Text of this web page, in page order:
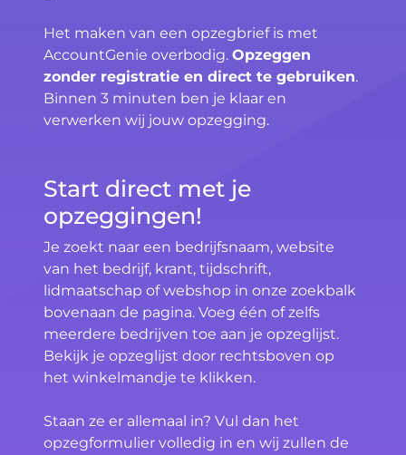
Het maken van een opzegbrief is met
AccountGenie overbodig. Opzeggen
zonder registratie en direct te gebruiken.
Binnen 3 minuten ben je klaar en
verwerken wij jouw opzegging.
Start direct met je
opzeggingen!
Je zoekt naar een bedrijfsnaam, website
van het bedrijf, krant, tijdschrift,
lidmaatschap of webshop in onze zoekbalk
bovenaan de pagina. Voeg één of zelfs
meerdere bedrijven toe aan je opzeglijst.
Bekijk je opzeglijst door rechtsboven op
het winkelmandje te klikken.
Staan ze er allemaal in? Vul dan het
opzegformulier volledig in en wij zullen de